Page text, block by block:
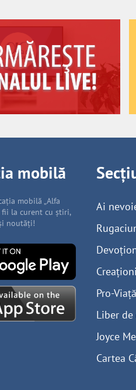
mobilă
mobilă „Alfa
fii la curent cu știri,
noutăți!
Ai
Pro-Viață
Liber
Joyce
Cartea